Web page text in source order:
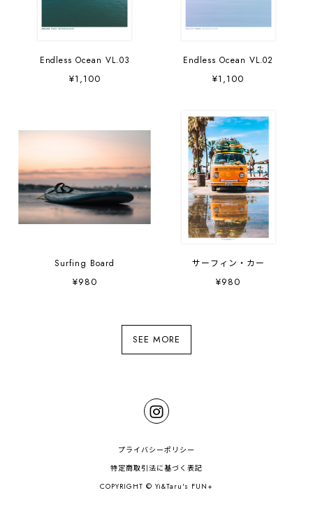
Endless Ocean VL.03
¥1,100
Endless Ocean VL.02
¥1,100
Surfing Board
¥980
サーフィン・カー
¥980
SEE MORE
プライバシーポリシー
特定商取引法に基づく表記
COPYRIGHT © Yi&Taru's FUN+